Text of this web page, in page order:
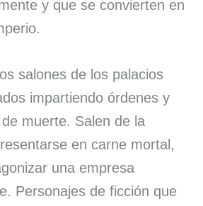
y que se convierten en
salones de los palacios
impartiendo órdenes y
muerte. Salen de la
en carne mortal,
una empresa
Personajes de ficción que